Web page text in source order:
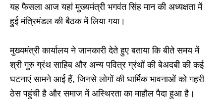
यह फैसला आज यहां मुख्यमंत्री भगवंत सिंह मान की अध्यक्षता में
हुई मंत्रिमंडल की बैठक में लिया गया।
मुख्यमंत्री कार्यालय ने जानकारी देते हुए बताया कि बीते समय में
श्री गुरु ग्रंथ साहिब और अन्य पवित्र ग्रंथों की बेअदबी की कई
घटनाएं सामने आई हैं, जिनसे लोगों की धार्मिक भावनाओं को गहरी
ठेस पहुंची है और समाज में अस्थिरता का माहौल पैदा हुआ है।